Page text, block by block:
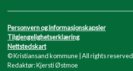
Personvern og informasjonskapsler
Tilgjengelighetserklæring
Nettstedskart
© Kristiansand kommune | All rights reserved
Redaktør: Kjersti Østmoe